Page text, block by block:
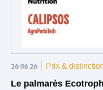
26 06 26 Prix &
Le palmarès